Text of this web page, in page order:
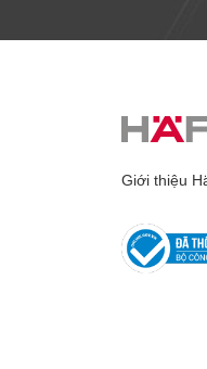
Giới thiệu